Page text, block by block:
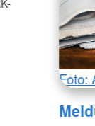
Foto: